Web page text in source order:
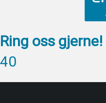
Ring oss gjerne!
40